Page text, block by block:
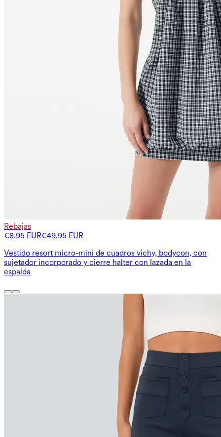
Rebajas
€8,95 EUR€49,95 EUR
Vestido resort micro-mini de cuadros vichy, bodycon, con
sujetador incorporado y cierre halter con lazada en la
espalda